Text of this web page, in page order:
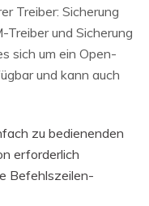
Treiber: Sicherung
Treiber und Sicherung
sich um ein Open-
und kann auch
zu bedienenden
erforderlich
Befehlszeilen-